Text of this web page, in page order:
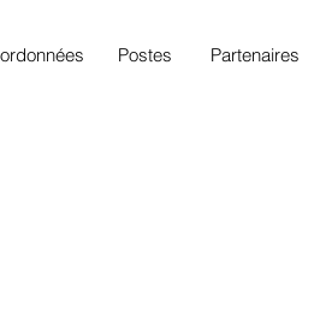
Postes Partenaires